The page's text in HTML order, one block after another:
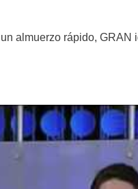
almuerzo rápido, GRAN